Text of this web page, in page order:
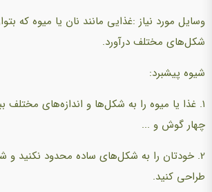
وسایل مورد نیاز :غذایی مانند نان یا میوه که
شکل‌های مختلف درآورد.
شیوه پیشبرد:
1. غذا یا میوه را به شکل‌ها و اندازه‌های مختلف
چهار گوش و ...
2. خودتان را به شکل‌های ساده محدود نکنید و
طراحی کنید.